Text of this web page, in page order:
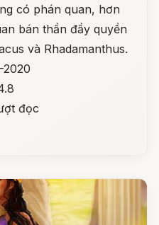
có phán quan, hơn
bán thần đầy quyền
và Rhadamanthus.
2020
đọc